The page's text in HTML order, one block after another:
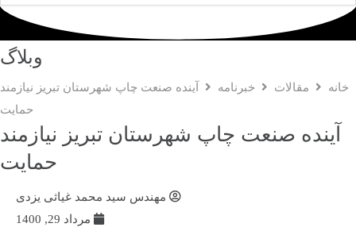
وبلاگ
مقالات خبرنامه
آینده صنعت چاپ شهرستان تبریز نیازمند
حمایت
آینده صنعت چاپ شهرستان تبریز نیازمند
حمایت
مهندس سید محمد غیاثی یزدی
مرداد 29, 1400